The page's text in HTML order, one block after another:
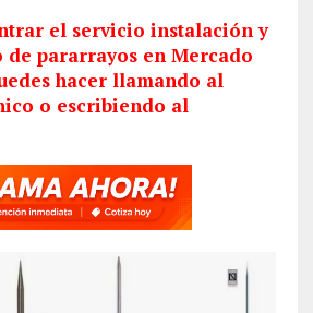
el servicio instalacióny
pararrayos en Mercado
hacer llamando al
o escribiendo al